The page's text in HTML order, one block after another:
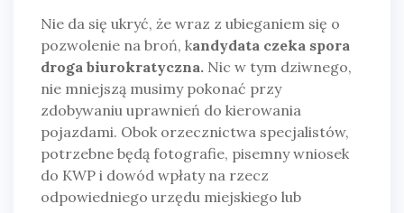
Nie da się ukryć, że wraz z ubieganiem się o
pozwolenie na broń, kandydata czeka spora
droga biurokratyczna. Nic w tym dziwnego,
nie mniejszą musimy pokonać przy
zdobywaniu uprawnień do kierowania
pojazdami. Obok orzecznictwa specjalistów,
potrzebne będą fotografie, pisemny wniosek
do KWP i dowód wpłaty na rzecz
odpowiedniego urzędu miejskiego lub